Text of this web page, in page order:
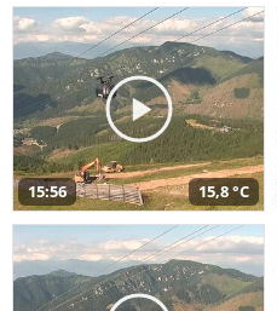
15:56 15,8 °C